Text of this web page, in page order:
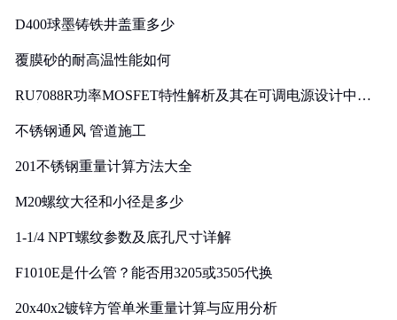
D400球墨铸铁井盖重多少
覆膜砂的耐高温性能如何
RU7088R功率MOSFET特性解析及其在可调电源设计中的
不锈钢通风 管道施工
201不锈钢重量计算方法大全
M20螺纹大径和小径是多少
1-1/4 NPT螺纹参数及底孔尺寸详解
F1010E是什么管？能否用3205或3505代换
20x40x2镀锌方管单米重量计算与应用分析